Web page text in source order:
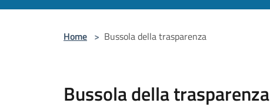
Home > Bussola della trasparenza
Bussola della trasparenza